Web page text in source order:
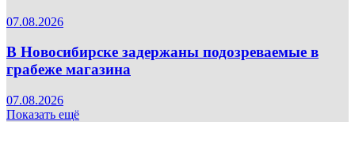
07.08.2026
В Новосибирске задержаны подозреваемые в
грабеже магазина
07.08.2026
Показать ещё